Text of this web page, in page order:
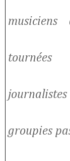
groupies